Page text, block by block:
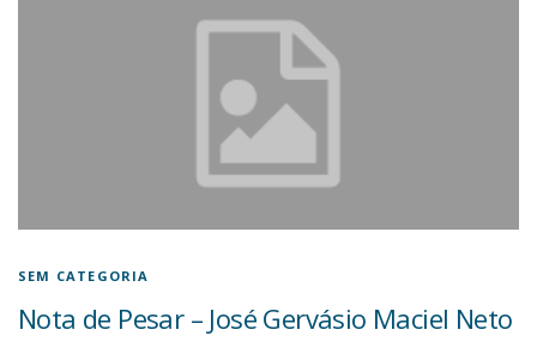
SEM CATEGORIA
Nota de Pesar – José Gervásio Maciel Neto